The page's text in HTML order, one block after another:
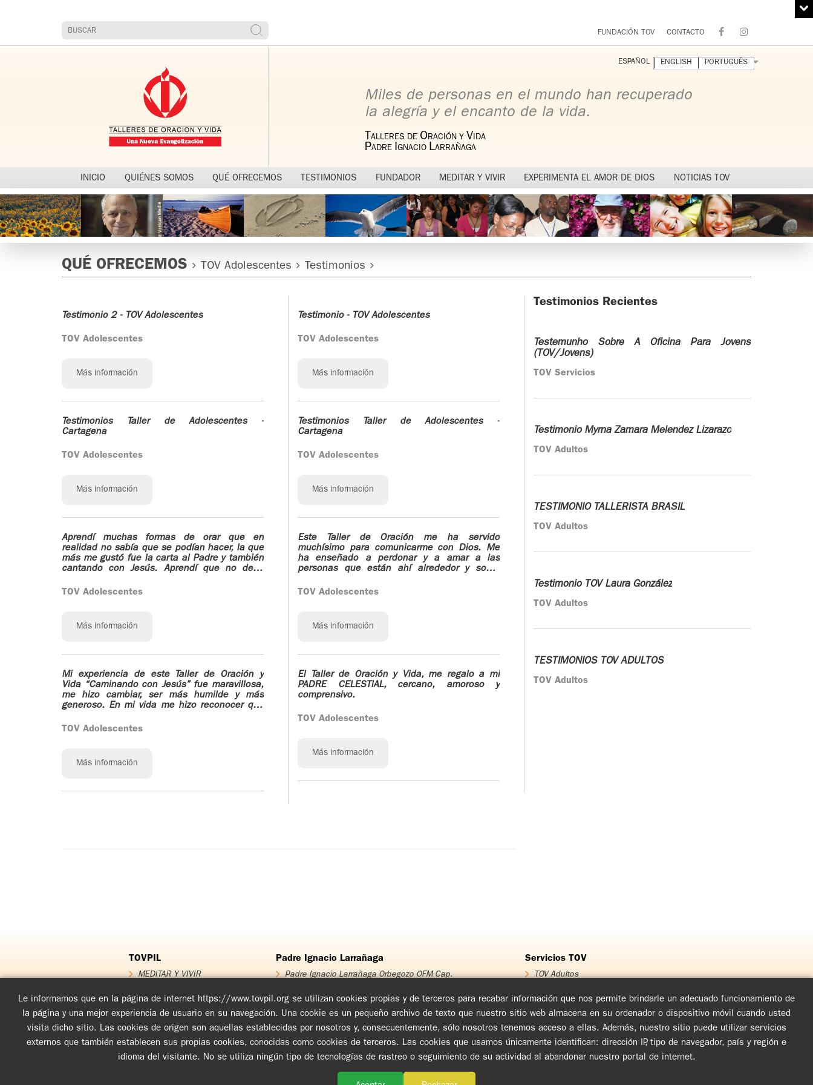
FUNDACIÓN TOV CONTACTO
Miles de personas en el mundo han recuperado
la alegría y el encanto de la vida.
T ALLERES DE ORACIÓN Y V IDA
PADRE IGNACIO LARRAÑAGA
INICIO QUIÉNES SOMOS QUÉ OFRECEMOS TESTIMONIOS FUNDADOR MEDITAR Y VIVIR EXPERIMENTA EL AMOR DE DIOS NOTICIAS TOV
ESPAÑOL ENGLISH PORTUGUÊS
QUÉ OFRECEMOS TOV Adolescentes Testimonios
Testimonio 2 - TOV Adolescentes
TOV Adolescentes
Más información
Testimonio - TOV Adolescentes
TOV Adolescentes
Más información
Testimonios Taller de Adolescentes -
Cartagena
TOV Adolescentes
Más información
Testimonios Taller de Adolescentes -
Cartagena
TOV Adolescentes
Más información
Aprendí muchas formas de orar que en
realidad no sabía que se podían hacer, la que
más me gustó fue la carta al Padre y también
cantando con Jesús. Aprendí que no debo
y que debo de imitar a Jesús como él nos
TOV Adolescentes
Más información
Este Taller de Oración me ha servido
muchísimo para comunicarme con Dios. Me
ha enseñado a perdonar y a amar a las
personas que están ahí alrededor y sobre
comunicación con ellos, pero en cada sesión
buena comunicación con mis padres y en
pedir bendiciones para mi familia, amigos y
TOV Adolescentes
Más información
Mi experiencia de este Taller de Oración y
Vida “Caminando con Jesús” fue maravillosa,
me hizo cambiar, ser más humilde y más
generoso. En mi vida me hizo reconocer que
cambiar y estar en paz conmigo mismo.
TOV Adolescentes
Más información
El Taller de Oración y Vida, me regalo a mi
PADRE CELESTlAL, cercano, amoroso y
comprensivo.
TOV Adolescentes
Más información
Testimonios Recientes
Testemunho Sobre A Oficina Para Jovens
(TOV/Jovens)
TOV Servicios
Testimonio Myrna Zamara Melendez Lizarazo
TOV Adultos
TESTIMONIO TALLERISTA BRASIL
TOV Adultos
Testimonio TOV Laura González
TOV Adultos
TESTIMONIOS TOV ADULTOS
TOV Adultos
TOVPIL
MEDITAR Y VIVIR
QUÉ OFRECEMOS
FUNDADOR
Noticias TOV
Padre Ignacio Larrañaga
Padre Ignacio Larrañaga Orbegozo OFM Cap.
Obra Padre Ignacio Larrañaga
Videos
Audios
Servicios TOV
TOV Adultos
TOV Adolescentes
Curso Matrimonial
Encuentro de Experiencia de Dios
Charlas y Jornadas de Evangelización
www.tovpil.org Aviso de Privacidad Estructura Guías Registrados
Le informamos que en la página de internet https://www.tovpil.org se utilizan cookies propias y de terceros para recabar información que nos permite brindarle un adecuado funcionamiento de
la página y una mejor experiencia de usuario en su navegación. Una cookie es un pequeño archivo de texto que nuestro sitio web almacena en su ordenador o dispositivo móvil cuando usted
visita dicho sitio. Las cookies de origen son aquellas establecidas por nosotros y, consecuentemente, sólo nosotros tenemos acceso a ellas. Además, nuestro sitio puede utilizar servicios
externos que también establecen sus propias cookies, conocidas como cookies de terceros. Las cookies que usamos únicamente identifican: dirección IP, tipo de navegador, país y región e
idioma del visitante. No se utiliza ningún tipo de tecnologías de rastreo o seguimiento de su actividad al abandonar nuestro portal de internet.